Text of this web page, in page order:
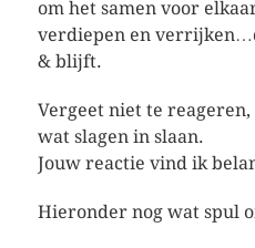
om het samen voor
verdiepen en
& blijft.
Vergeet niet te
wat slagen in slaan.
Jouw reactie vind ik
Hieronder nog wat spul